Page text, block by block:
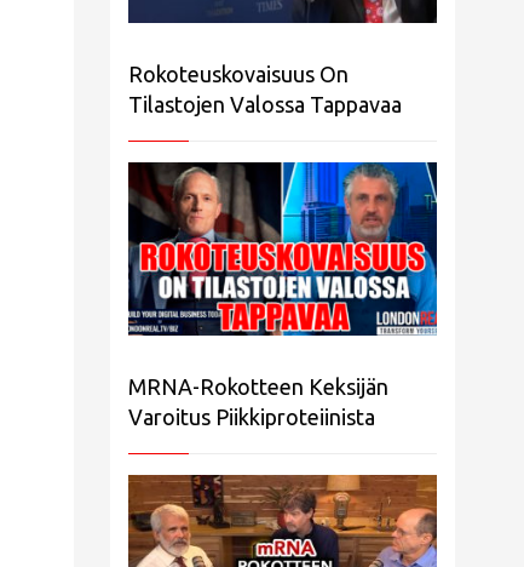
Rokoteuskovaisuus On
Tilastojen Valossa Tappavaa
MRNA-Rokotteen Keksijän
Varoitus Piikkiproteiinista